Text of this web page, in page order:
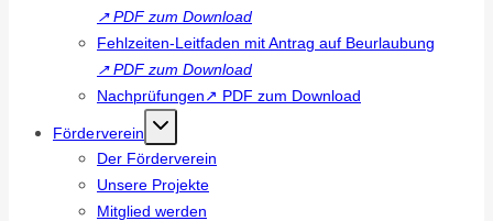
↗ PDF zum Download
Fehlzeiten-Leitfaden mit Antrag auf Beurlaubung
↗ PDF zum Download
Nachprüfungen↗ PDF zum Download
Förderverein
Der Förderverein
Unsere Projekte
Mitglied werden